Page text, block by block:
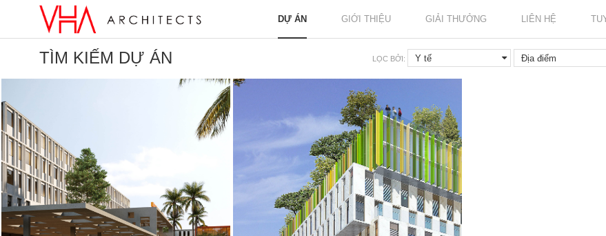
DỰ ÁN
Dự án tiêu biểu Loại Địa điểm Thời
GIỚI THIỆU
Nhân Sự Chính
GIẢI THƯỞNG LIÊN HỆ
TÌM KIẾM DỰ ÁN LỌC BỞI: Y tế Địa điểm